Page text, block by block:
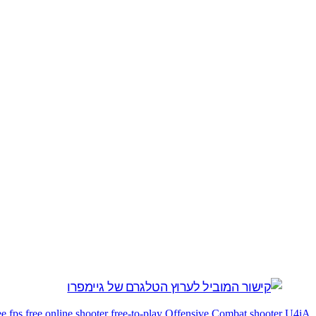
fps free online shooter free-to-play Offensive Combat shooter U4iA